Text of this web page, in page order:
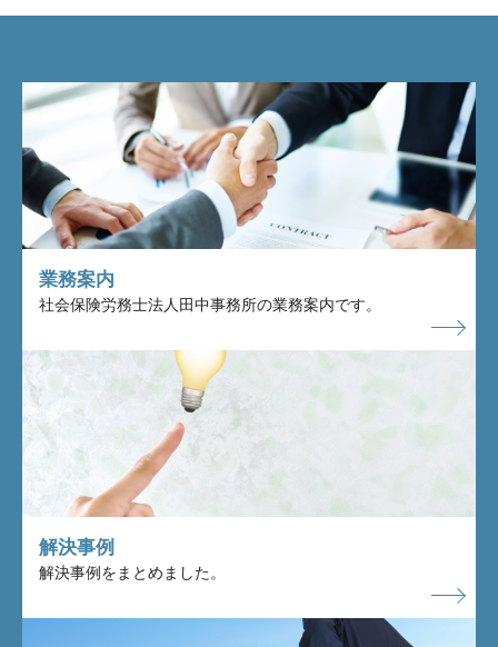
業務案内
社会保険労務士法人田中事務所の業務案内です。
解決事例
解決事例をまとめました。